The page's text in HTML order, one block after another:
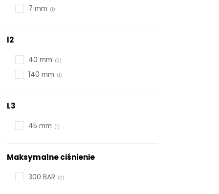
7 mm
l2
40 mm
140 mm
L3
45 mm
Maksymalne ciśnienie
300 BAR